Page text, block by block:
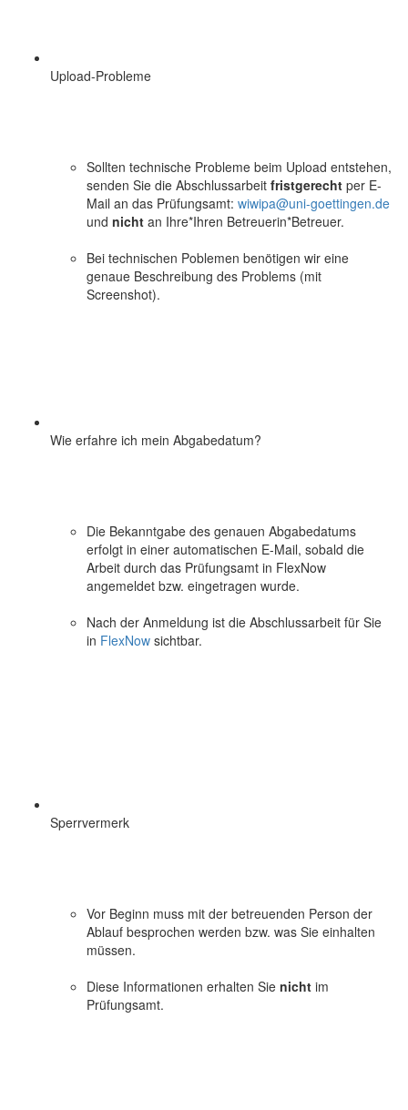
Upload-Probleme
Sollten technische Probleme beim Upload entstehen,
senden Sie die Abschlussarbeit fristgerecht per E-
Mail an das Prüfungsamt: wiwipa@uni-goettingen.de
und nicht an Ihre*Ihren Betreuerin*Betreuer.
Bei technischen Poblemen benötigen wir eine
genaue Beschreibung des Problems (mit
Screenshot).
Wie erfahre ich mein Abgabedatum?
Die Bekanntgabe des genauen Abgabedatums
erfolgt in einer automatischen E-Mail, sobald die
Arbeit durch das Prüfungsamt in FlexNow
angemeldet bzw. eingetragen wurde.
Nach der Anmeldung ist die Abschlussarbeit für Sie
in FlexNow sichtbar.
Sperrvermerk
Vor Beginn muss mit der betreuenden Person der
Ablauf besprochen werden bzw. was Sie einhalten
müssen.
Diese Informationen erhalten Sie nicht im
Prüfungsamt.